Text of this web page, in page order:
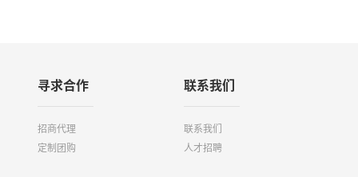
寻求合作
招商代理
定制团购
联系我们
联系我们
人才招聘